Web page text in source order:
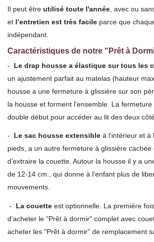
Il peut être utilisé toute l'année , avec ou
et l’entretien est très facile parce que
indépendant.
Caractéristiques de notre "Prêt à
- Le drap housse a élastique sur tous les
un ajustement parfait au matelas (hauteur
housse a une fermeture à glissière sur son
la housse et forment l'ensemble. La fermeture
double début pour accéder au lit des deux
- Le sac housse extensible à l’intérieur et
pieds, a un autre fermeture à glissière cachée
d’extraire la couette. Autour la housse il y a
de 12-14 cm., qui donne à l'enfant plus de
mouvements.
- La couette est optionnelle. La première
d’acheter le "Prêt à dormir" complet avec
acheter les "Prêt à dormir" de remplacement